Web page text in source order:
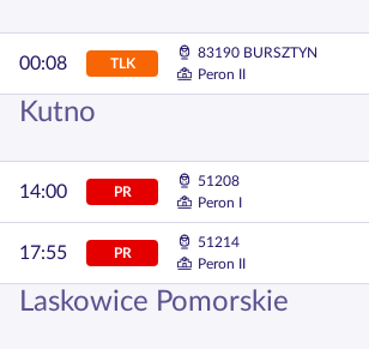
00:08 TLK
83190 BURSZTYN
Peron II
Kutno
14:00 PR
51208
Peron I
17:55 PR
51214
Peron II
Laskowice Pomorskie